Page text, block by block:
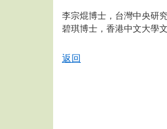
李宗焜博士，台灣中央研
碧琪博士，香港中文大學
返回